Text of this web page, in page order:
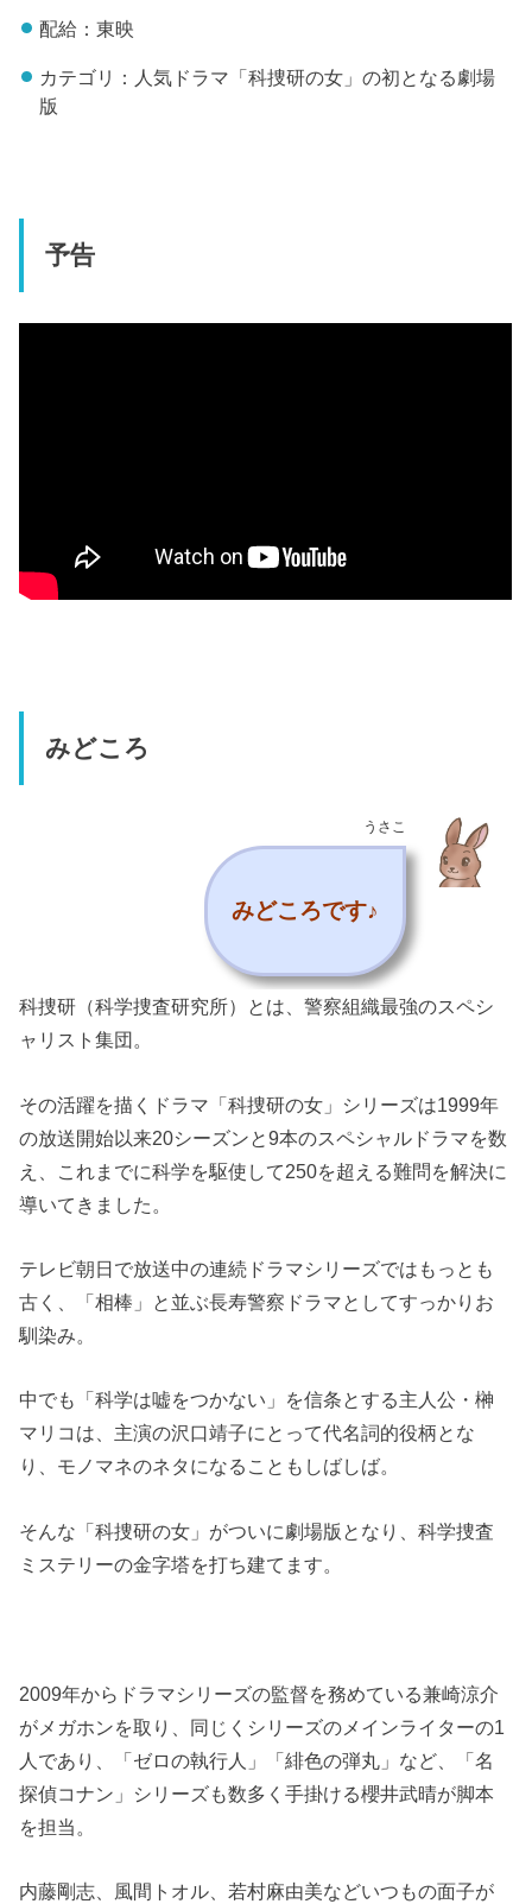
配給：東映
カテゴリ：人気ドラマ「科捜研の女」の初となる劇場
版
予告
みどころ
うさこ
みどころです♪
科捜研（科学捜査研究所）とは、警察組織最強のスペシ
ャリスト集団。
その活躍を描くドラマ「科捜研の女」シリーズは1999年
の放送開始以来20シーズンと9本のスペシャルドラマを数
え、これまでに科学を駆使して250を超える難問を解決に
導いてきました。
テレビ朝日で放送中の連続ドラマシリーズではもっとも
古く、「相棒」と並ぶ長寿警察ドラマとしてすっかりお
馴染み。
中でも「科学は嘘をつかない」を信条とする主人公・榊
マリコは、主演の沢口靖子にとって代名詞的役柄とな
り、モノマネのネタになることもしばしば。
そんな「科捜研の女」がついに劇場版となり、科学捜査
ミステリーの金字塔を打ち建てます。
2009年からドラマシリーズの監督を務めている兼崎涼介
がメガホンを取り、同じくシリーズのメインライターの1
人であり、「ゼロの執行人」「緋色の弾丸」など、「名
探偵コナン」シリーズも数多く手掛ける櫻井武晴が脚本
を担当。
内藤剛志、風間トオル、若村麻由美などいつもの面子が